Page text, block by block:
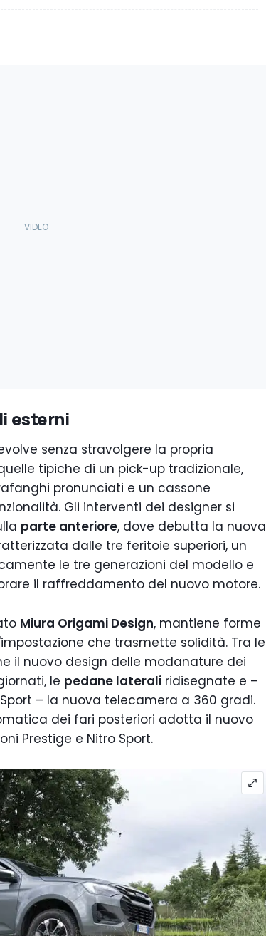
esterni
senza stravolgere la propria
tipiche di un pick-up tradizionale,
pronunciati e un cassone
Gli interventi dei designer si
parte anteriore, dove debutta la nuova
dalle tre feritoie superiori, un
le tre generazioni del modello e
il raffreddamento del nuovo motore.
Miura Origami Design, mantiene forme
che trasmette solidità. Tra le
il nuovo design delle modanature dei
le pedane laterali ridisegnate e –
– la nuova telecamera a 360 gradi.
dei fari posteriori adotta il nuovo
Prestige e Nitro Sport.